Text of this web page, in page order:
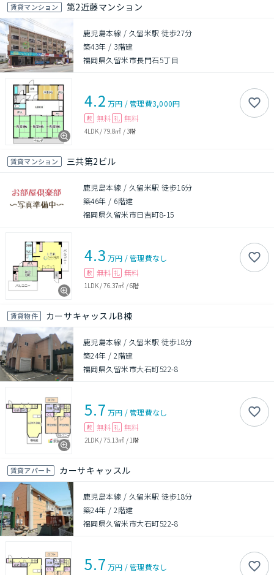
賃貸マンション 第2近藤マンション
鹿児島本線 / 久留米駅 徒歩27分
築43年 / 3階建
福岡県久留米市長門石5丁目
4.2 万円 /管理費3,000円
敷 無料 礼 無料
4LDK/79.8㎡ /3階
賃貸マンション 三共第2ビル
鹿児島本線 / 久留米駅 徒歩16分
築46年 / 6階建
福岡県久留米市日吉町8-15
4.3 万円 /管理費なし
敷 無料 礼 無料
1LDK/76.37㎡ /6階
賃貸物件 カーサキャッスルB棟
鹿児島本線 / 久留米駅 徒歩18分
築24年 /2階建
福岡県久留米市大石町522-8
5.7 万円 /管理費なし
敷 無料 礼 無料
2LDK/75.13㎡ / 1階
賃貸アパート カーサキャッスル
鹿児島本線 / 久留米駅 徒歩18分
築24年 /2階建
福岡県久留米市大石町522-8
5.7 万円 /管理費なし